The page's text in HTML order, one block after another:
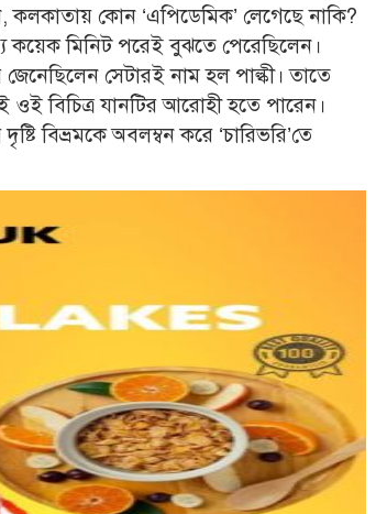
কলকাতায় কোন ‘এপিডেমিক’ লেগেছে নাকি?
কয়েক মিনিট পরেই বুঝতে পেরেছিলেন।
সেটারই নাম হল পাল্কী। তাতে
বিচিত্র যানটির আরোহী হতে পারেন।
বিভ্রমকে অবলম্বন করে ‘চারিভরি’তে